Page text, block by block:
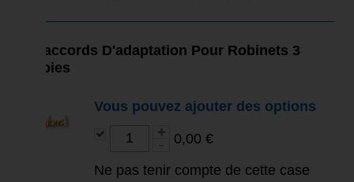
Raccords D'adaptation Pour Robinets 3
Voies
Vous pouvez ajouter des options
0,00 €
Ne pas tenir compte de cette case